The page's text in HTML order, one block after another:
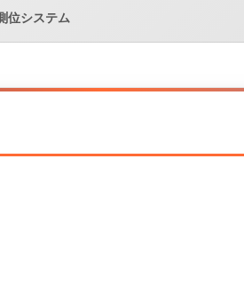
位システム